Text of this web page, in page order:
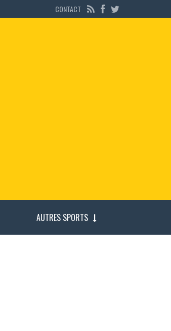
CONTACT
AUTRES SPORTS